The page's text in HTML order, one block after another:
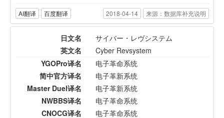
AI翻译 百度翻译 2018-04-14 来源：数据库补充说明
日文名
サイバー・レヴシステム
英文名
Cyber Revsystem
YGOPro译名
电子革命系统
简中官方译名
电子革新系统
Master Duel译名
电子革新系统
NWBBS译名
电子革命系统
CNOCG译名
电子革命系统